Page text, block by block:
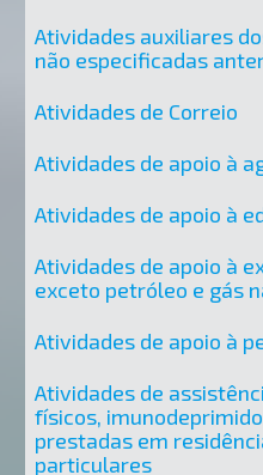
Atividades auxiliares
não especificadas
Atividades de Correio
Atividades de apoio à
Atividades de apoio à
Atividades de apoio à
exceto petróleo e gás
Atividades de apoio à
Atividades de
físicos,
prestadas em
particulares